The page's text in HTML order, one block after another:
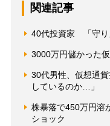
関連記事
40代投資家 「守り
3000万円儲かった
30代男性、仮想通
しているのか…」
株暴落で450万円
ショック